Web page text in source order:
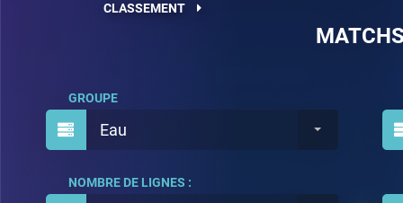
CLASSEMENT
Eau
GROUPE
NOMBRE DE LIGNES :